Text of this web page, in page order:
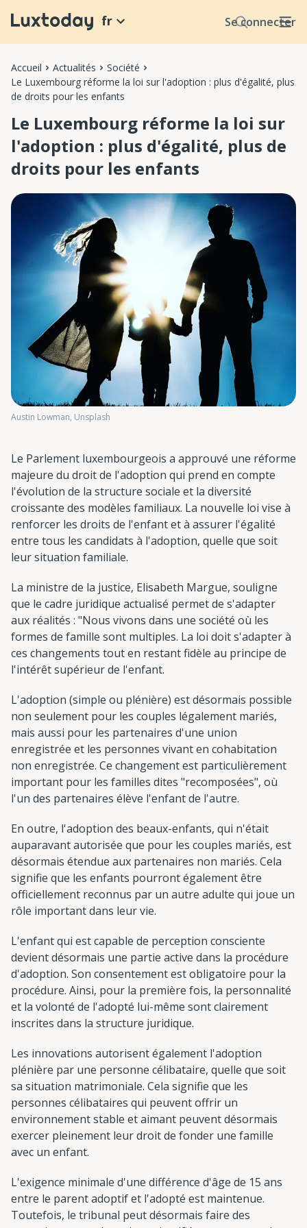
Se connecter
fr
Accueil Actualités
Société
Le Luxembourg réforme la loi sur l'adoption : plus d'égalité, plus
de droits pour les enfants
Le Luxembourg réforme la loi sur
l'adoption : plus d'égalité, plus de
droits pour les enfants
Austin Lowman, Unsplash
Le Parlement luxembourgeois a approuvé une réforme
majeure du droit de l'adoption qui prend en compte
l'évolution de la structure sociale et la diversité
croissante des modèles familiaux. La nouvelle loi vise à
renforcer les droits de l'enfant et à assurer l'égalité
entre tous les candidats à l'adoption, quelle que soit
leur situation familiale.
La ministre de la justice, Elisabeth Margue, souligne
que le cadre juridique actualisé permet de s'adapter
aux réalités : "Nous vivons dans une société où les
formes de famille sont multiples. La loi doit s'adapter à
ces changements tout en restant fidèle au principe de
l'intérêt supérieur de l'enfant.
L'adoption (simple ou plénière) est désormais possible
non seulement pour les couples légalement mariés,
mais aussi pour les partenaires d'une union
enregistrée et les personnes vivant en cohabitation
non enregistrée. Ce changement est particulièrement
important pour les familles dites "recomposées", où
l'un des partenaires élève l'enfant de l'autre.
En outre, l'adoption des beaux-enfants, qui n'était
auparavant autorisée que pour les couples mariés, est
désormais étendue aux partenaires non mariés. Cela
signifie que les enfants pourront également être
officiellement reconnus par un autre adulte qui joue un
rôle important dans leur vie.
L'enfant qui est capable de perception consciente
devient désormais une partie active dans la procédure
d'adoption. Son consentement est obligatoire pour la
procédure. Ainsi, pour la première fois, la personnalité
et la volonté de l'adopté lui-même sont clairement
inscrites dans la structure juridique.
Les innovations autorisent également l'adoption
plénière par une personne célibataire, quelle que soit
sa situation matrimoniale. Cela signifie que les
personnes célibataires qui peuvent offrir un
environnement stable et aimant peuvent désormais
exercer pleinement leur droit de fonder une famille
avec un enfant.
L'exigence minimale d'une différence d'âge de 15 ans
entre le parent adoptif et l'adopté est maintenue.
Toutefois, le tribunal peut désormais faire des